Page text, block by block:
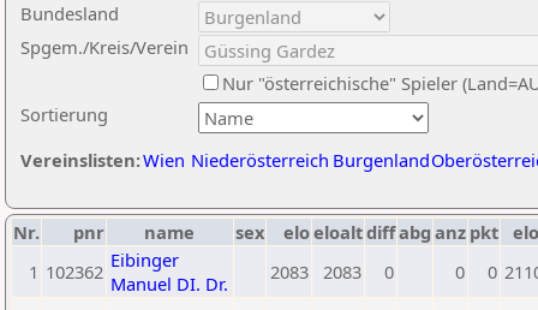
Sortierung
Bundesland
Spgem./Kreis/Verein
Nur "österreichische" Spieler
Vereinslisten:Wien Niederösterreich Burgenland
Nr. pnr name sex eloeloaltdiffabg anz pkt
1 102362 Eibinger
Manuel DI. Dr.
2083 2083 0 0 0